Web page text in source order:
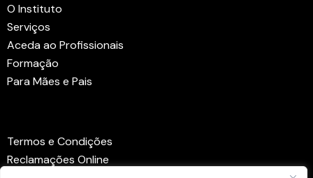
O Instituto
Serviços
Aceda ao Profissionais
Formação
Para Mães e Pais
Termos e Condições
Reclamações Online